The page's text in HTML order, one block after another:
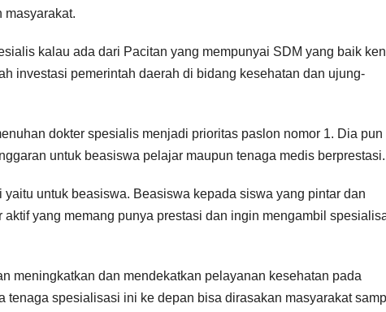
masyarakat.
kalau ada dari Pacitan yang mempunyai SDM yang baik
investasi pemerintah daerah di bidang kesehatan dan ujung-
dokter spesialis menjadi prioritas paslon nomor 1. Dia pun
untuk beasiswa pelajar maupun tenaga medis berprestasi.
untuk beasiswa. Beasiswa kepada siswa yang pintar dan
yang memang punya prestasi dan ingin mengambil
meningkatkan dan mendekatkan pelayanan kesehatan pada
tenaga spesialisasi ini ke depan bisa dirasakan masyarakat